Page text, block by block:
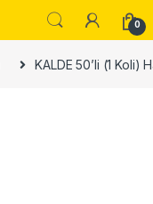
0
KALDE 50’li (1 Koli)